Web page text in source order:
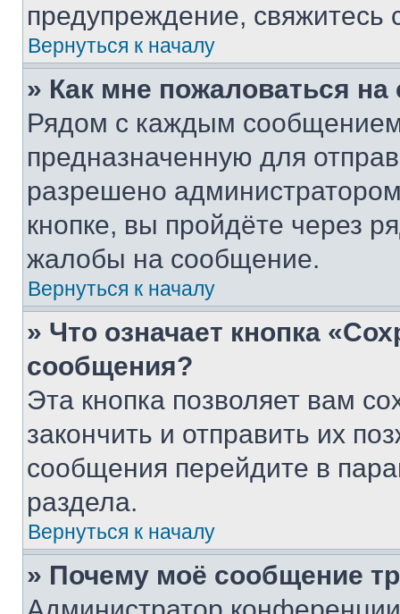
предупреждение,
Вернуться к началу
» Как мне пожаловаться
Рядом с каждым сообщением
предназначенную для
разрешено
кнопке, вы пройдёте через
жалобы на сообщение.
Вернуться к началу
» Что означает кнопка
сообщения?
Эта кнопка позволяет вам
закончить и отправить их
сообщения перейдите в
раздела.
Вернуться к началу
» Почему моё сообщение